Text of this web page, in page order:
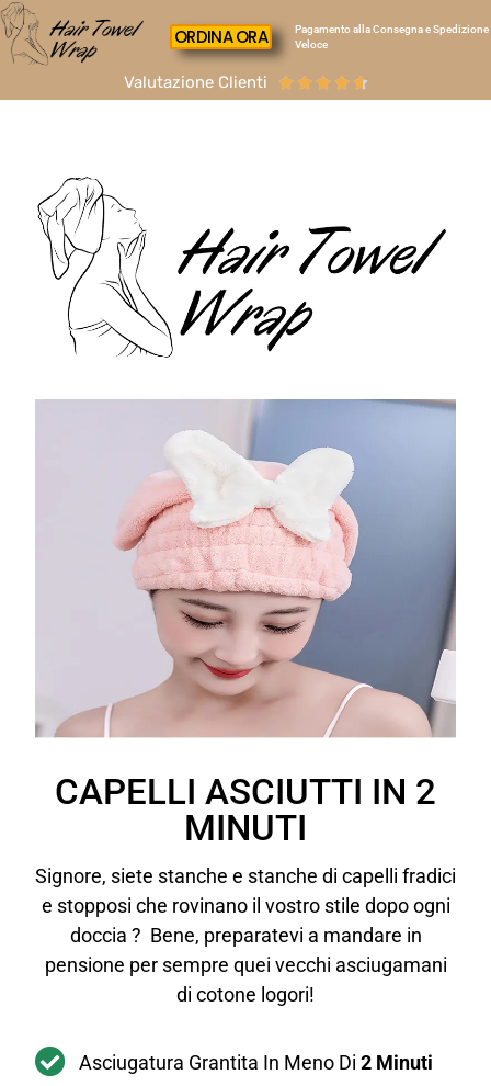
ORDINA ORA
Pagamento alla Consegna e Spedizione
Veloce
Valutazione Clienti     
CAPELLI ASCIUTTI IN 2
MINUTI
Signore, siete stanche e stanche di capelli fradici
e stopposi che rovinano il vostro stile dopo ogni
doccia ? Bene, preparatevi a mandare in
pensione per sempre quei vecchi asciugamani
di cotone logori!
Asciugatura Grantita In Meno Di 2 Minuti